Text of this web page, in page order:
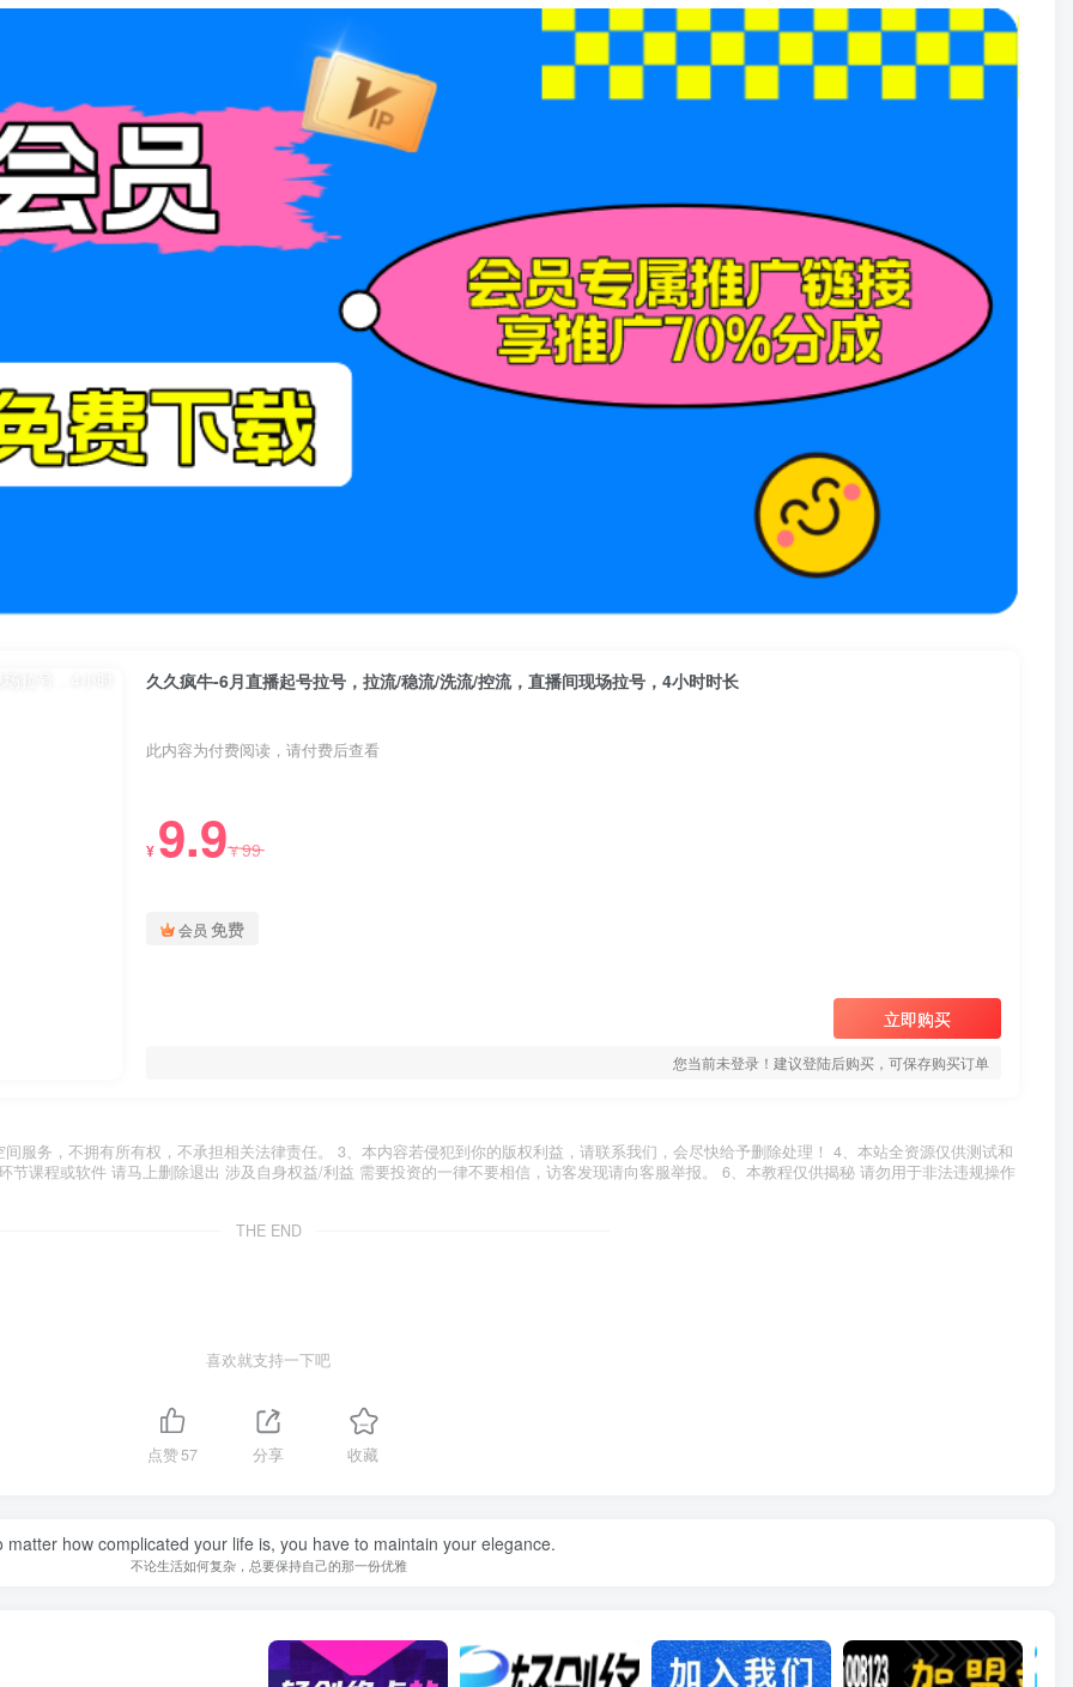
久久疯牛-6月直播起号拉号，拉流/稳流/洗流/控流，​直播间现场拉号，4小时时长
此内容为付费阅读，请付费后查看
¥ 9.9¥99
会员 免费
立即购买
您当前未登录！建议登陆后购买，可保存购买订单
服务，不拥有所有权，不承担相关法律责任。 3、本内容若侵犯到你的版权利益，请联系我们，会尽快给予删除处理！ 4、本站全资源仅供测试和
课程或软件 请马上删除退出 涉及自身权益/利益 需要投资的一律不要相信，访客发现请向客服举报。 6、本教程仅供揭秘 请勿用于非法违规操作
THE END
喜欢就支持一下吧
点赞57 分享 收藏
matter how complicated your life is, you have to maintain your elegance.
不论生活如何复杂，总要保持自己的那一份优雅